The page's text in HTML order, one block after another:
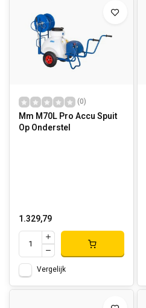
(0)
Mm M70L Pro Accu Spuit
Op Onderstel
1.329,79
Vergelijk